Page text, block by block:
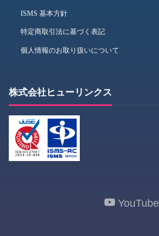
ISMS 基本方針
特定商取引法に基づく表記
個人情報のお取り扱いについて
株式会社ヒューリンクス
YouTube